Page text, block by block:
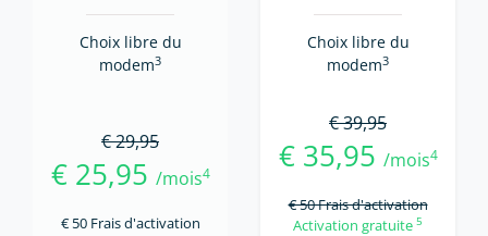
Choix libre du
modem3
€ 29,95
€ 25,95 /mois4
€ 50 Frais d'activation
Choix libre du
modem3
€ 39,95
€ 35,95 /mois4
€ 50 Frais d'activation
Activation gratuite 5